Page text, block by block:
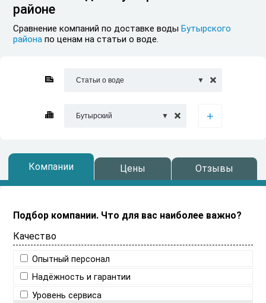
районе
Сравнение компаний по доставке воды Бутырского
районапо ценам на статьи о воде.
Статьи о воде 
Бутырский 
Компании Цены Отзывы
Подбор компании. Что для вас наиболее важно?
Качество
Опытный персонал
Надёжность и гарантии
Уровень сервиса